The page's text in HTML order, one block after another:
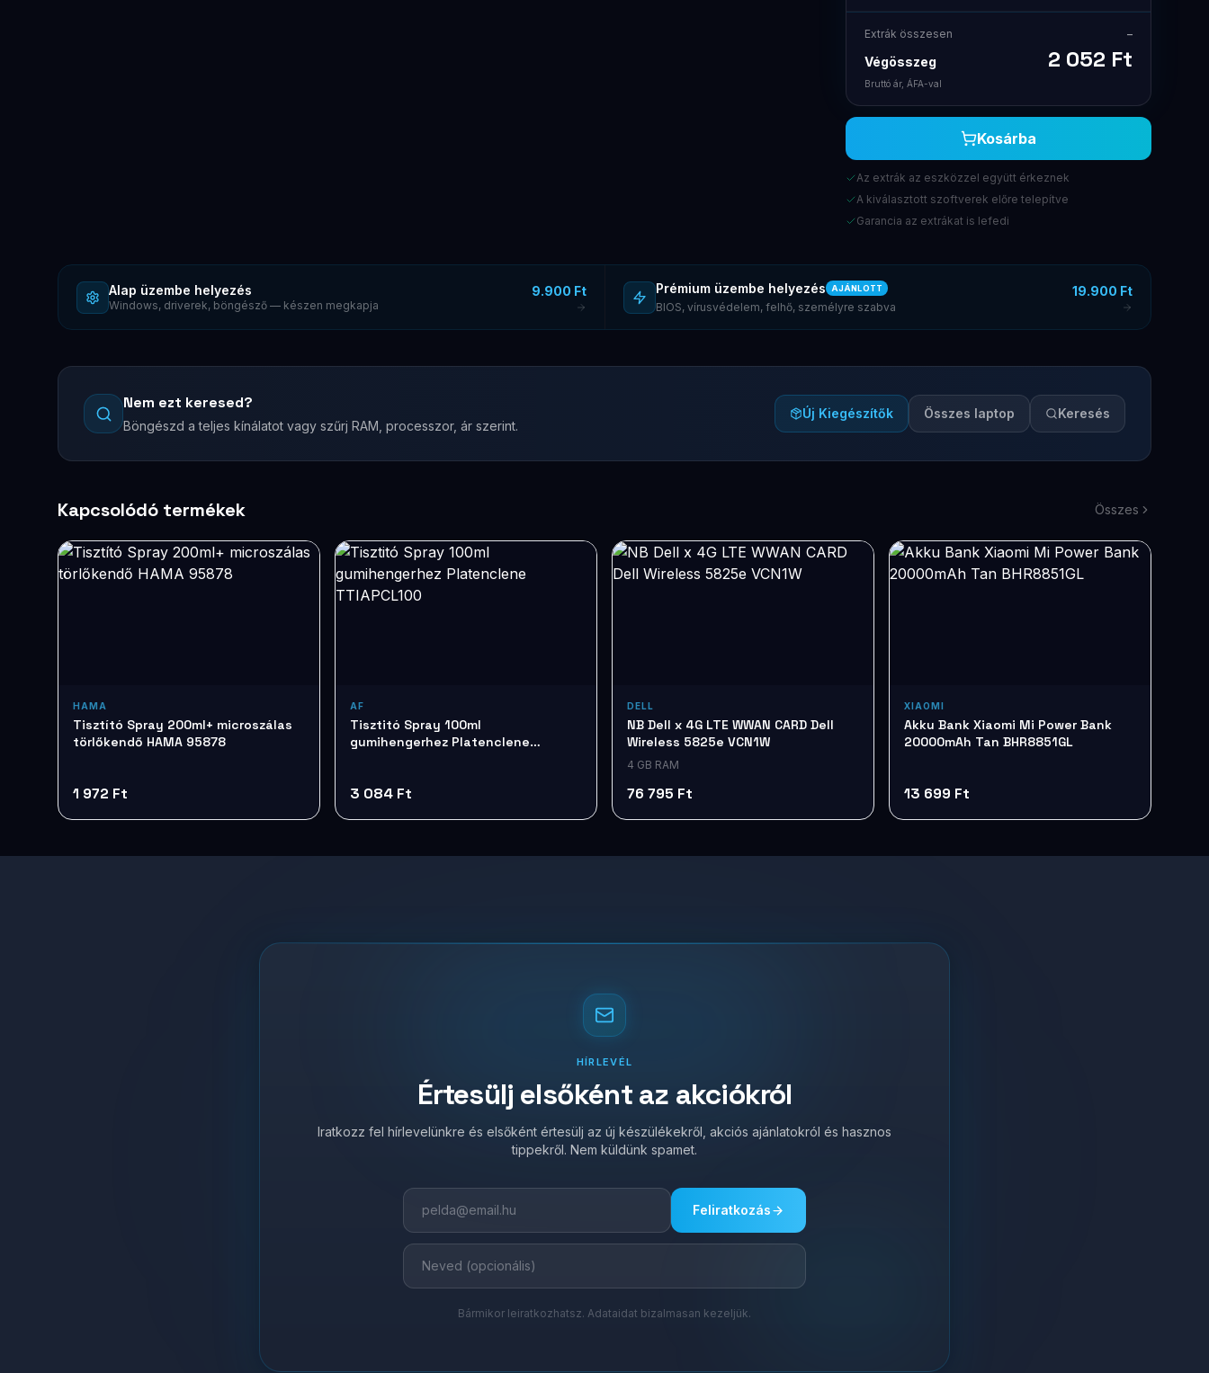
Extrák összesen –
Végösszeg 2 052 Ft
Bruttó ár, ÁFA-val
Kosárba
Az extrák az eszközzel együtt érkeznek
A kiválasztott szoftverek előre telepítve
Garancia az extrákat is lefedi
Alap üzembe helyezés
Windows, driverek, böngésző — készen megkapja
9.900 Ft Prémium üzembe helyezés AJÁNLOTT
BIOS, vírusvédelem, felhő, személyre szabva
19.900 Ft
Nem ezt keresed?
Böngészd a teljes kínálatot vagy szűrj RAM, processzor, ár szerint.
Új Kiegészítők Összes laptop Keresés
Kapcsolódó termékek Összes
HAMA
Tisztító Spray 200ml+ microszálas
törlőkendő HAMA 95878
1 972 Ft
AF
Tisztitó Spray 100ml
gumihengerhez Platenclene
3 084 Ft
DELL
NB Dell x 4G LTE WWAN CARD Dell
Wireless 5825e VCN1W
4 GB RAM
76 795 Ft
XIAOMI
Akku Bank Xiaomi Mi Power Bank
20000mAh Tan BHR8851GL
13 699 Ft
HÍRLEVÉL
Értesülj elsőként az akciókról
Iratkozz fel hírlevelünkre és elsőként értesülj az új készülékekről, akciós ajánlatokról és hasznos
tippekről. Nem küldünk spamet.
Feliratkozás
Bármikor leiratkozhatsz. Adataidat bizalmasan kezeljük.